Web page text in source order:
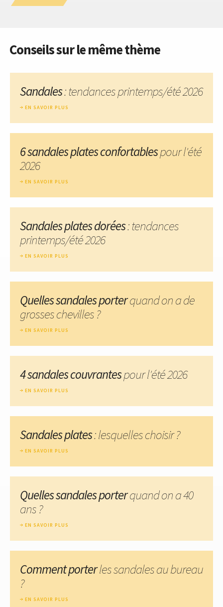
Conseils sur le même thème
Sandales: tendances printemps/été 2026
EN SAVOIR PLUS
6 sandales plates confortablespour l'été
2026
EN SAVOIR PLUS
Sandales plates dorées: tendances
printemps/été 2026
EN SAVOIR PLUS
Quelles sandales porterquand on a de
grosses chevilles ?
EN SAVOIR PLUS
4 sandales couvrantespour l'été 2026
EN SAVOIR PLUS
Sandales plates: lesquelles choisir ?
EN SAVOIR PLUS
Quelles sandales porterquand on a 40
ans ?
EN SAVOIR PLUS
Comment porterles sandales au bureau
?
EN SAVOIR PLUS